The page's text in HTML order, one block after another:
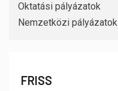
Oktatási pályázatok
Nemzetközi pályázatok
FRISS